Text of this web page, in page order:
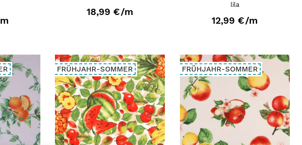
18,99 €/m
lila
12,99 €/m
FRÜHJAHR-SOMMER FRÜHJAHR-SOMMER